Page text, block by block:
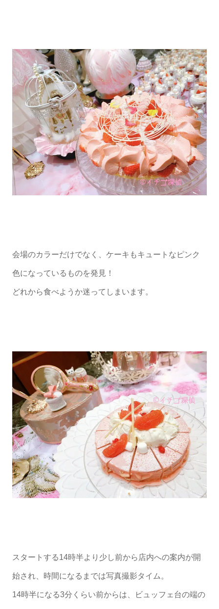
会場のカラーだけでなく、ケーキもキュートなピンク
色になっているものを発見！
どれから食べようか迷ってしまいます。
スタートする14時半より少し前から店内への案内が開
始され、時間になるまでは写真撮影タイム。
14時半になる3分くらい前からは、ビュッフェ台の端の